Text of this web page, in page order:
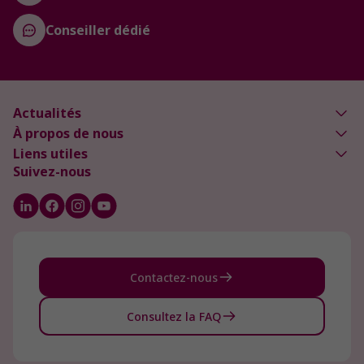
Conseiller dédié
Actualités
À propos de nous
Liens utiles
Suivez-nous
Contactez-nous
Consultez la FAQ